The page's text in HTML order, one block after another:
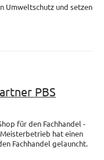
Umweltschutz und setzen
PBS
für den Fachhandel -
hat einen
Fachhandel gelauncht.